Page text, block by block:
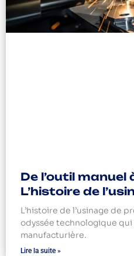
De l’outil manuel
L’histoire de
L’histoire de l’usinage de
odyssée technologique
manufacturière.
Lire la suite »